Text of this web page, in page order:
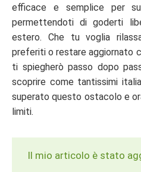
efficace e semplice per
permettendoti di goderti
estero. Che tu voglia
preferiti o restare aggiornato
ti spiegherò passo dopo
scoprire come tantissimi
superato questo ostacolo e
limiti.
Il mio articolo è stato